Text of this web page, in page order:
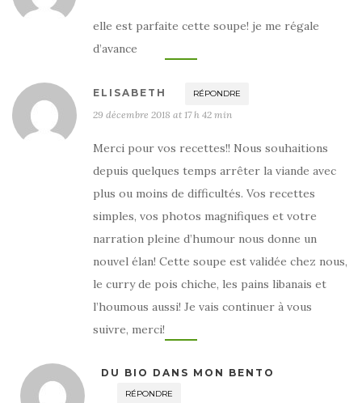
elle est parfaite cette soupe! je me régale
d’avance
ELISABETH RÉPONDRE
29 décembre 2018 at 17 h 42 min
Merci pour vos recettes!! Nous souhaitions
depuis quelques temps arrêter la viande avec
plus ou moins de difficultés. Vos recettes
simples, vos photos magnifiques et votre
narration pleine d’humour nous donne un
nouvel élan! Cette soupe est validée chez nous,
le curry de pois chiche, les pains libanais et
l’houmous aussi! Je vais continuer à vous
suivre, merci!
DU BIO DANS MON BENTO
RÉPONDRE